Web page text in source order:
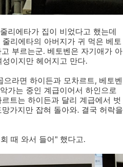
리에타가 집이 비었다고 했는데
리에타의 아버지가 귀 먹은 베토
부르는군. 베토벤은 자기애가 아
이지만 헤어지고 만다.
라면 하이든과 모차르트, 베토벤
가는 중인 계급이어서 하인으로
트는 하이든과 달리 계급에서 벗
가지만 잡혀 돌아와. 결국 허락을
때 와서 들어" 했다고.